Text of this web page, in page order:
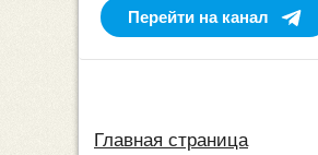
Перейти на канал
Главная страница